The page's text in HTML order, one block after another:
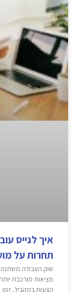
איך לגייס
תחרות על
שוק העבודה משתנה
מציאות מורכבת
הצעות במקביל, זמן